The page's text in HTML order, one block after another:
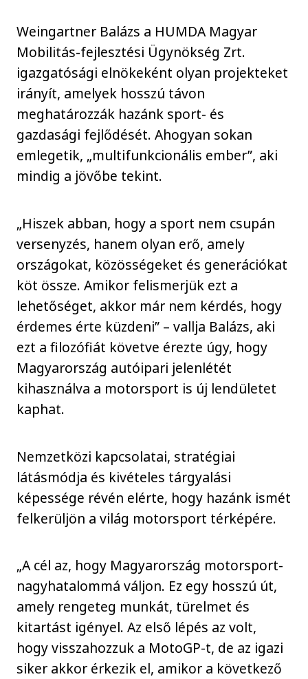
Weingartner Balázs a HUMDA Magyar
Mobilitás-fejlesztési Ügynökség Zrt.
igazgatósági elnökeként olyan projekteket
irányít, amelyek hosszú távon
meghatározzák hazánk sport- és
gazdasági fejlődését. Ahogyan sokan
emlegetik, „multifunkcionális ember”, aki
mindig a jövőbe tekint.
„Hiszek abban, hogy a sport nem csupán
versenyzés, hanem olyan erő, amely
országokat, közösségeket és generációkat
köt össze. Amikor felismerjük ezt a
lehetőséget, akkor már nem kérdés, hogy
érdemes érte küzdeni” – vallja Balázs, aki
ezt a filozófiát követve érezte úgy, hogy
Magyarország autóipari jelenlétét
kihasználva a motorsport is új lendületet
kaphat.
Nemzetközi kapcsolatai, stratégiai
látásmódja és kivételes tárgyalási
képessége révén elérte, hogy hazánk ismét
felkerüljön a világ motorsport térképére.
„A cél az, hogy Magyarország motorsport-
nagyhatalommá váljon. Ez egy hosszú út,
amely rengeteg munkát, türelmet és
kitartást igényel. Az első lépés az volt,
hogy visszahozzuk a MotoGP-t, de az igazi
siker akkor érkezik el, amikor a következő